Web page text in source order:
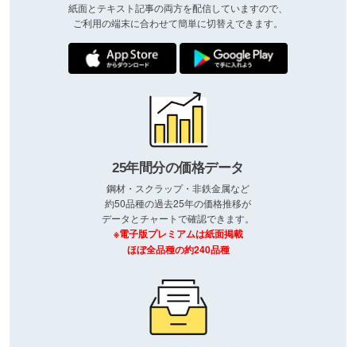
紙面とテキスト記事の両方を配信していますので、
ご利用の端末に合わせて簡単に切替えできます。
25年間分の価格データ
鋼材・スクラップ・非鉄金属など
約50品種の過去25年の価格推移が
データとチャートで確認できます。
※電子版プレミアムは紙面掲載
ほぼ全品種の約240品種